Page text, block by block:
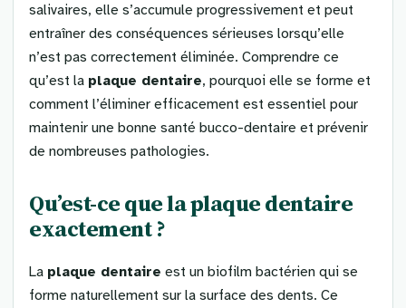
salivaires, elle s’accumule progressivement et peut
entraîner des conséquences sérieuses lorsqu’elle
n’est pas correctement éliminée. Comprendre ce
qu’est la plaque dentaire, pourquoi elle se forme et
comment l’éliminer efficacement est essentiel pour
maintenir une bonne santé bucco-dentaire et prévenir
de nombreuses pathologies.
Qu’est-ce que la plaque dentaire
exactement ?
La plaque dentaire est un biofilm bactérien qui se
forme naturellement sur la surface des dents. Ce